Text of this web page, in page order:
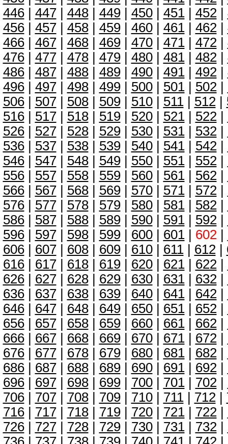
446| 447| 448| 449| 450| 451| 452|
456| 457| 458| 459| 460| 461| 462|
466| 467| 468| 469| 470| 471| 472|
476| 477| 478| 479| 480| 481| 482|
486| 487| 488| 489| 490| 491| 492|
496| 497| 498| 499| 500| 501| 502|
506| 507| 508| 509| 510| 511| 512|
516| 517| 518| 519| 520| 521| 522|
526| 527| 528| 529| 530| 531| 532|
536| 537| 538| 539| 540| 541| 542|
546| 547| 548| 549| 550| 551| 552|
556| 557| 558| 559| 560| 561| 562|
566| 567| 568| 569| 570| 571| 572|
576| 577| 578| 579| 580| 581| 582|
586| 587| 588| 589| 590| 591| 592|
596| 597| 598| 599| 600| 601| 602|
606| 607| 608| 609| 610| 611| 612|
616| 617| 618| 619| 620| 621| 622|
626| 627| 628| 629| 630| 631| 632|
636| 637| 638| 639| 640| 641| 642|
646| 647| 648| 649| 650| 651| 652|
656| 657| 658| 659| 660| 661| 662|
666| 667| 668| 669| 670| 671| 672|
676| 677| 678| 679| 680| 681| 682|
686| 687| 688| 689| 690| 691| 692|
696| 697| 698| 699| 700| 701| 702|
706| 707| 708| 709| 710| 711| 712|
716| 717| 718| 719| 720| 721| 722|
726| 727| 728| 729| 730| 731| 732|